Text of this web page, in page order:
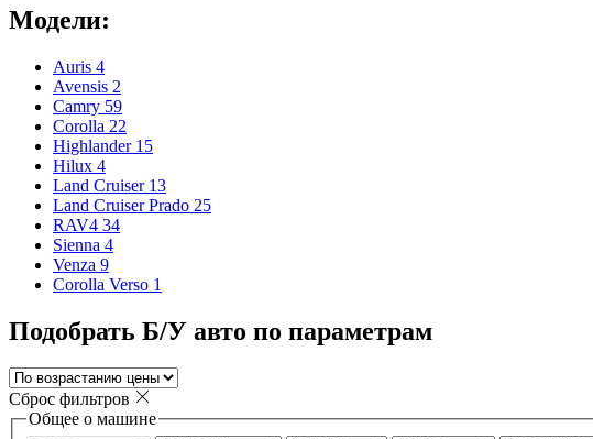
Модели:
Auris 4
Avensis 2
Camry 59
Corolla 22
Highlander 15
Hilux 4
Land Cruiser 13
Land Cruiser Prado 25
RAV4 34
Sienna 4
Venza 9
Corolla Verso 1
Подобрать Б/У авто по параметрам
Сброс фильтров
Общее о машине